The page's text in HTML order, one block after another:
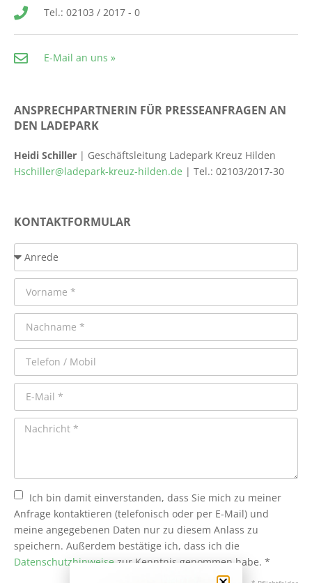
Tel.: 02103 / 2017 - 0
E-Mail an uns »
ANSPRECHPARTNERIN FÜR PRESSEANFRAGEN AN
DEN LADEPARK
Heidi Schiller | Geschäftsleitung Ladepark Kreuz Hilden
Hschiller@ladepark-kreuz-hilden.de | Tel.: 02103/2017-30
KONTAKTFORMULAR
Ich bin damit einverstanden, dass Sie mich zu meiner
Anfrage kontaktieren (telefonisch oder per E-Mail) und
meine angegebenen Daten nur zu diesem Anlass zu
speichern. Außerdem bestätige ich, dass ich die
Datenschutzhinweise zur Kenntnis genommen habe. *